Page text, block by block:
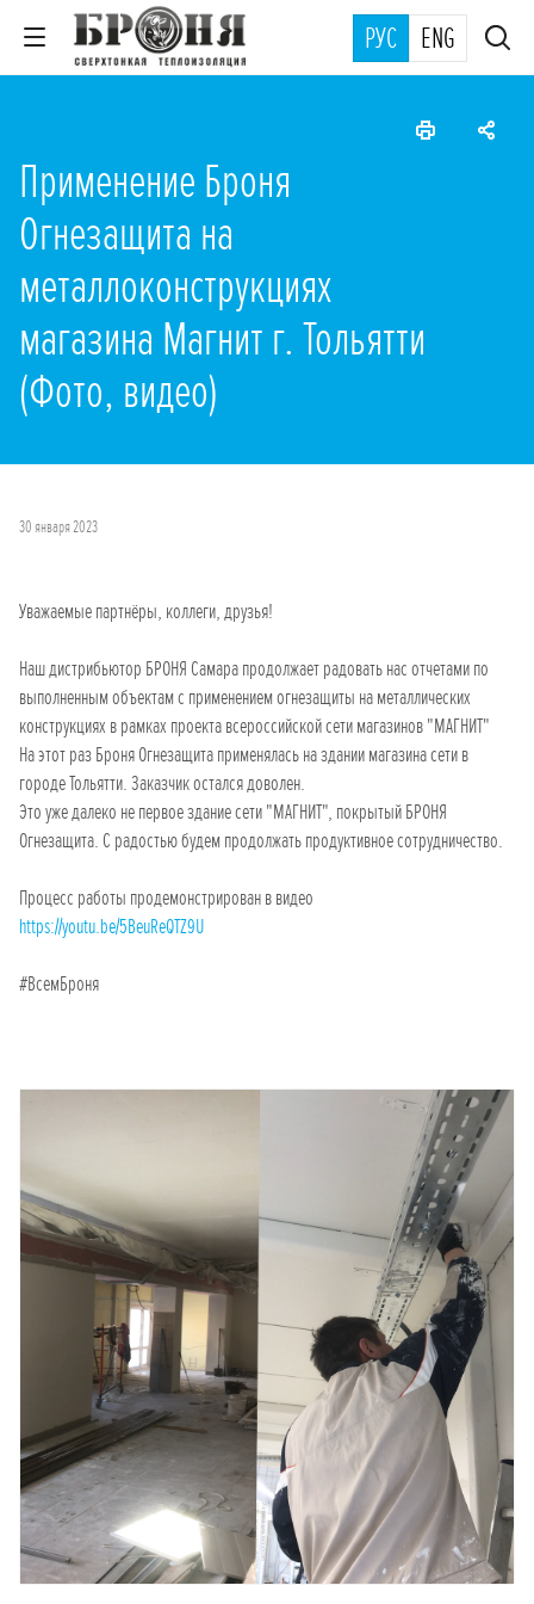
РУС ENG
Применение Броня
Огнезащита на
металлоконструкциях
магазина Магнит г. Тольятти
(Фото, видео)
30 января 2023
Уважаемые партнёры, коллеги, друзья!
Наш дистрибьютор БРОНЯ Самара продолжает радовать нас отчетами по
выполненным объектам с применением огнезащиты на металлических
конструкциях в рамках проекта всероссийской сети магазинов "МАГНИТ"
На этот раз Броня Огнезащита применялась на здании магазина сети в
городе Тольятти. Заказчик остался доволен.
Это уже далеко не первое здание сети "МАГНИТ", покрытый БРОНЯ
Огнезащита. С радостью будем продолжать продуктивное сотрудничество.
Процесс работы продемонстрирован в видео
https://youtu.be/5BeuReQTZ9U
#ВсемБроня